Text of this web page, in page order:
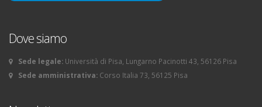
Dove siamo
Sede legale: Università di Pisa, Lungarno Pacinotti 43, 56126 Pisa
Sede amministrativa: Corso Italia 73, 56125 Pisa